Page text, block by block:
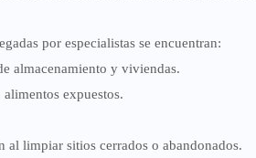
por especialistas se encuentran:
almacenamiento y viviendas.
expuestos.
al limpiar sitios cerrados o abandonados.